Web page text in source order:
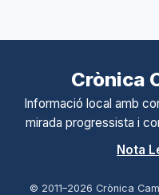
Crònica
Informació local amb
mirada progressista i
Nota
© 2011–2026 Crònica